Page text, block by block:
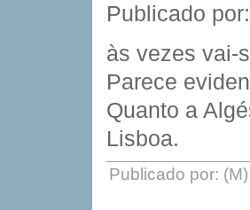
Publicado
às vezes vai-
Parece
Quanto a
Lisboa.
Publicado por: